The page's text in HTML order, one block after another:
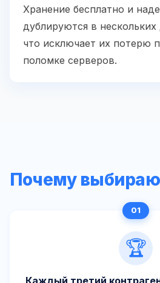
Хранение бесплатно и
дублируются в
что исключает их потерю
поломке серверов.
Почему
🏆